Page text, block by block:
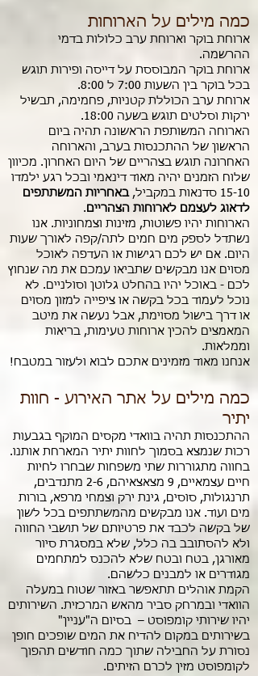
כמה מילים על הארוחות
ארוחת בוקר וארוחת ערב כלולות בדמי
ההרשמה.
ארוחת בוקר המבוססת על דייסה ופירות תוגש
בכל בוקר בין השעות 7:00 ל 8:00.
ארוחת ערב הכוללת קטניות, פחמימה, תבשיל
ירקות וסלטים תוגש בשעה 18:00.
הארוחה המשותפת הראשונה תהיה ביום
הראשון של ההתכנסות בערב, והארוחה
האחרונה תוגש בצהריים של היום האחרון. מכיוון
שלוח הזמנים יהיה מאוד דינאמי ובכל רגע ילמדו
15-10 סדנאות במקביל,
באחריות המשתתפים
לדאוג לעצמם לארוחות הצהריים .
הארוחות יהיו פשוטות, מזינות וצמחוניות. אנו
נשתדל לספק מים חמים לתה/קפה לאורך שעות
היום. אם יש לכם רגישות או העדפה לאוכל
מסוים אנו מבקשים שתביאו עמכם את מה שנחוץ
לכם - באוכל יהיו בהחלט גלוטן וסולניים. לא
נוכל לעמוד בכל בקשה או ציפייה למזון מסוים
או דרך בישול מסוימת, אבל נעשה את מיטב
המאמצים להכין ארוחות טעימות, בריאות
וממלאות.
אנחנו מאוד מזמינים אתכם לבוא ולעזור במטבח!
כמה מילים על אתר האירוע - חוות
יתיר
ההתכנסות תהיה בוואדי מקסים המוקף בגבעות
רכות שנמצא בסמוך לחוות יתיר המארחת אותנו.
בחווה מתגוררות שתי משפחות שבחרו לחיות
חיים עצמאיים, 9 מצאצאיהם, 2-6 מתנדבים,
תרנגולות, סוסים, גינת ירק וצמחי מרפא, בורות
מים ועוד. אנו מבקשים מהמשתתפים בכל לשון
של בקשה לכבד את פרטיותם של תושבי החווה
ולא להסתובב בה כלל, שלא במסגרת סיור
מאורגן, בטח ובטח שלא להכנס למתחמים
מגודרים או למבנים כלשהם.
הקמת אוהלים תתאפשר באזור שטוח במעלה
הוואדי ובמרחק סביר מהאש המרכזית. השירותים
יהיו שירותי קומפוסט – בסיום ה"עניין"
בשירותים במקום להדיח את המים שופכים חופן
נסורת על החבילה שתוך כמה חודשים תהפוך
לקומפוסט מזין לכרם הזיתים.